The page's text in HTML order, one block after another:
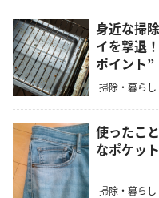
身近な掃
イを撃退
ポイント”
掃除・暮らし
使ったこ
なポケッ
掃除・暮らし